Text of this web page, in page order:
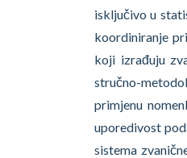
isključivo u
koordiniranje
koji izrađuju
stručno-
primjenu
uporedivost
sistema